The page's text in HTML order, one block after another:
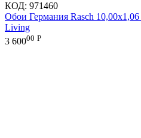
КОД: 971460
Обои Германия Rasch
Living
3 60000 Р